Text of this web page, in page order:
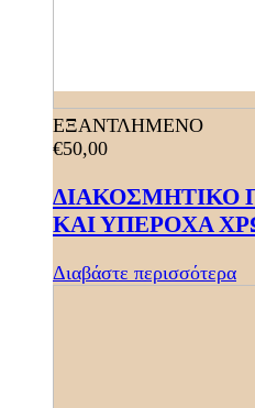
ΕΞΑΝΤΛΗΜΕΝΟ
€50,00
ΔΙΑΚΟΣΜΗΤΙΚΟ
ΚΑΙ ΥΠΕΡΟΧΑ
Διαβάστε περισσότερα